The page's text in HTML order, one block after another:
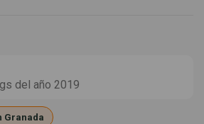
del año 2019
Granada